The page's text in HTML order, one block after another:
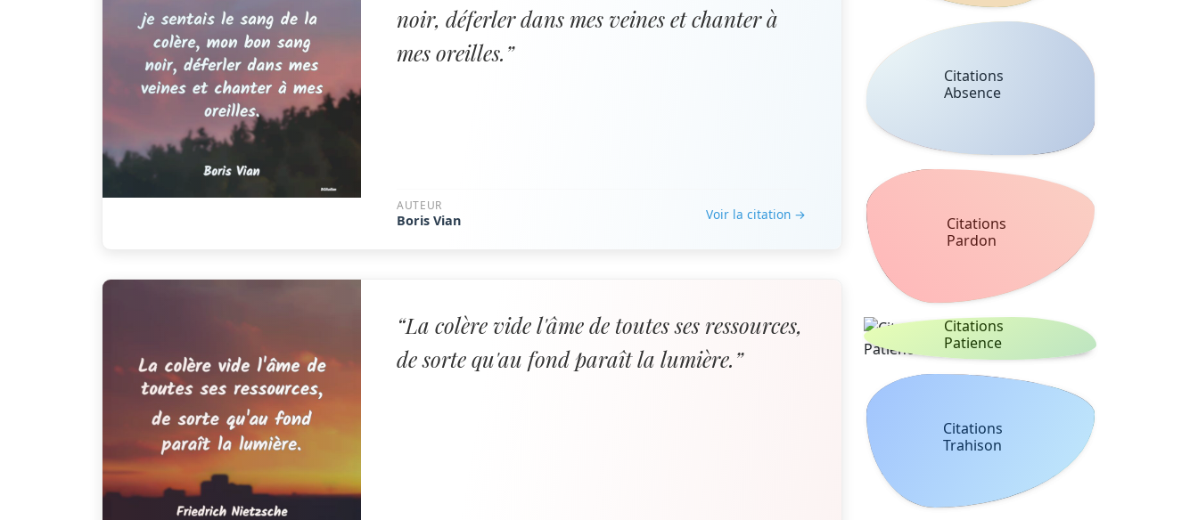
noir, déferler dans mes veines et chanter à
mes oreilles.”
AUTEUR
Boris Vian Voir la citation →
“La colère vide l'âme de toutes ses ressources,
de sorte qu'au fond paraît la lumière.”
Citations
Absence
Citations
Pardon
Citations
Patience
Citations
Trahison